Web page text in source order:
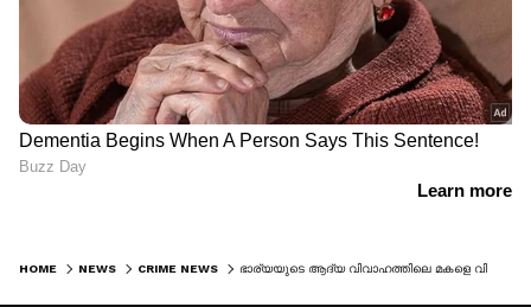
HOME NEWS CRIME NEWS